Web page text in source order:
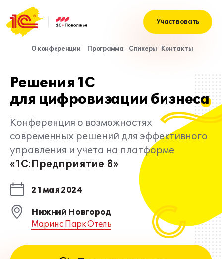
О конференции Программа Спикеры Контакты
Участвовать
Решения 1С
для цифровизации бизнеса
Конференция о возможностях
современных решений для эффективного
управления и учета на платформе
«1С:Предприятие 8»
21 мая 2024
Нижний Новгород
Маринс Парк Отель